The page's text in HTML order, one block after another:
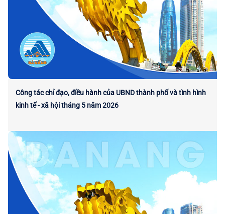
Công tác chỉ đạo, điều hành của UBND thành phố và tình hình
kinh tế - xã hội tháng 5 năm 2026